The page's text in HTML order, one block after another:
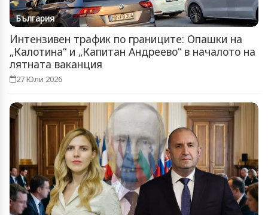
България
Интензивен трафик по границите: Опашки на
„Калотина“ и „Капитан Андреево“ в началото на
лятната ваканция
27 Юли 2026